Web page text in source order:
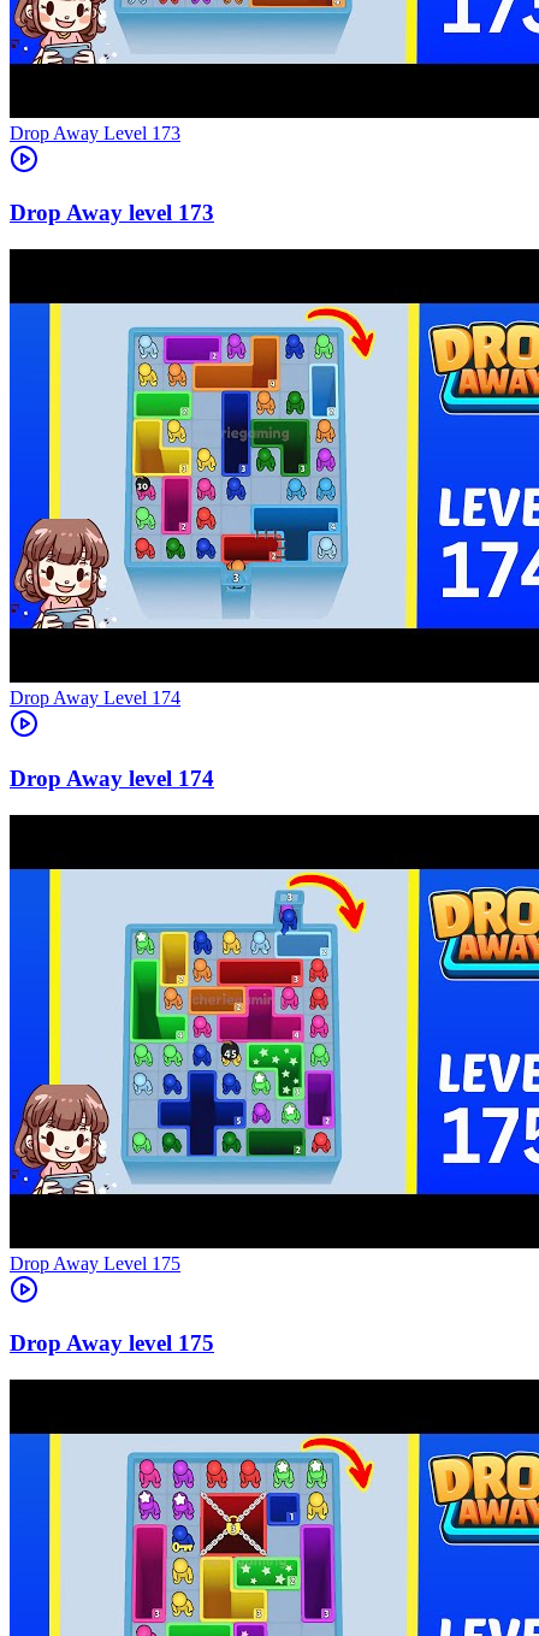
Level 173
173
Level 174
174
Level 175
175